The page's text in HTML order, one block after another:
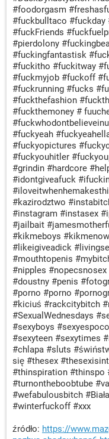
#foodorgasm
#fuckbulltaco #fuckday
#fuckFriends
#pierdolony
#fuckingfantastisk
#fuckitho #fuckitway
#fuckmyjob #fuckoff
#fuckrunning #fucks
#fuckthefashion
#fuckthemoney #
#fuckyeah
#fuckyopictures
#fuckyouhitler
#grindin #hardcore
#idontgiveafuck
#kazirodztwo
#instagram #instasex
#jailbait
#kikmeboys
#likeigiveadick
#mouthtopenis
#nipples
#doustny #penis
#porno #porno
#kiciuś #rackcitybitch
#SexualWednesdays
#sexyboys
#sexyteen #sexytimes
#chlapa #sluts
się #thesex
#thinspiration #thinspo
#turnontheboobtube
#wefabulousbitch
#winterfuckoff #xxx
źródło: https://